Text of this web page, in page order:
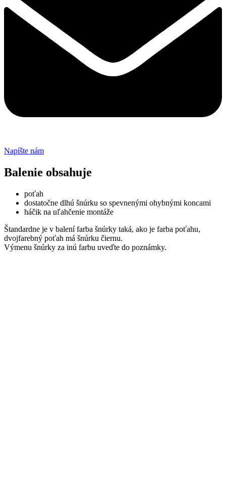
Napíšte nám
Balenie obsahuje
poťah
dostatočne dlhú šnúrku so spevnenými ohybnými koncami
háčik na uľahčenie montáže
Štandardne je v balení farba šnúrky taká, ako je farba poťahu,
dvojfarebný poťah má šnúrku čiernu.
Výmenu šnúrky za inú farbu uveďte do poznámky.